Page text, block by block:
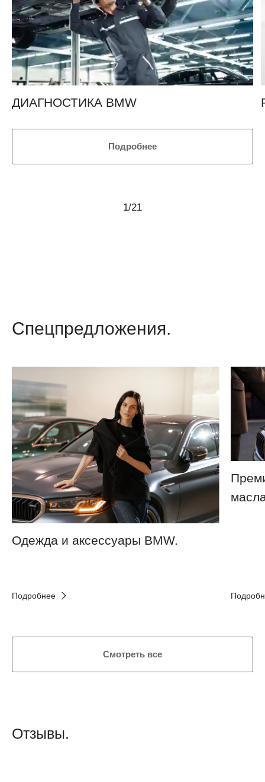
ДИАГНОСТИКА BMW
Подробнее
1/21
Спецпредложения.
Одежда и аксессуары BMW.
Подробнее
Смотреть все
Отзывы.